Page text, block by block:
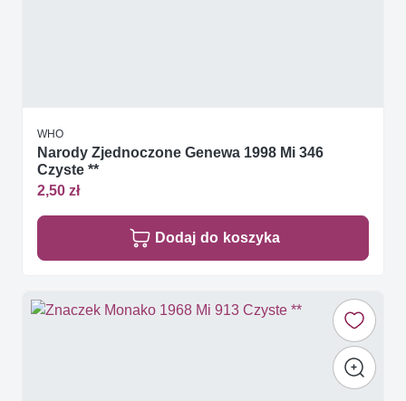
WHO
Narody Zjednoczone Genewa 1998 Mi 346
Czyste **
2,50 zł
Dodaj do koszyka